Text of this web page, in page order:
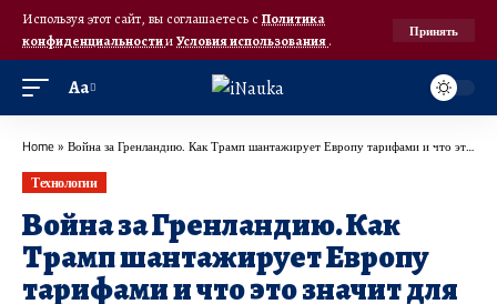
Используя этот сайт, вы соглашаетесь с Политика
конфиденциальностииУсловия использования.
Принять
Аа
Home » Война за Гренландию. Как Трамп шантажирует Европу тарифами и что это значит для Украины
Технологии
Война за Гренландию. Как
Трамп шантажирует Европу
тарифами и что это значит для